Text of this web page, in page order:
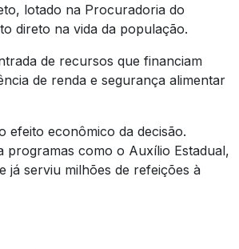
lotado na Procuradoria do
direto na vida da população.
de recursos que financiam
de renda e segurança alimentar
efeito econômico da decisão.
programas como o Auxílio Estadual,
já serviu milhões de refeições à